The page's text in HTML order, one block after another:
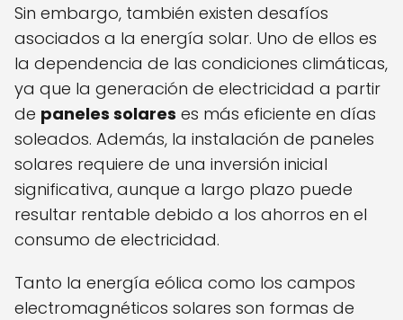
Sin embargo, también existen desafíos
asociados a la energía solar. Uno de ellos es
la dependencia de las condiciones climáticas,
ya que la generación de electricidad a partir
de paneles solares es más eficiente en días
soleados. Además, la instalación de paneles
solares requiere de una inversión inicial
significativa, aunque a largo plazo puede
resultar rentable debido a los ahorros en el
consumo de electricidad.
Tanto la energía eólica como los campos
electromagnéticos solares son formas de